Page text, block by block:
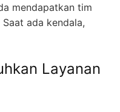
mendapatkan tim
ada kendala,
Layanan